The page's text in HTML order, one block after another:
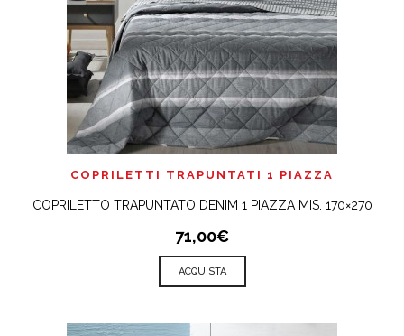
COPRILETTI TRAPUNTATI 1 PIAZZA
COPRILETTO TRAPUNTATO DENIM 1 PIAZZA MIS. 170×270
71,00€
ACQUISTA